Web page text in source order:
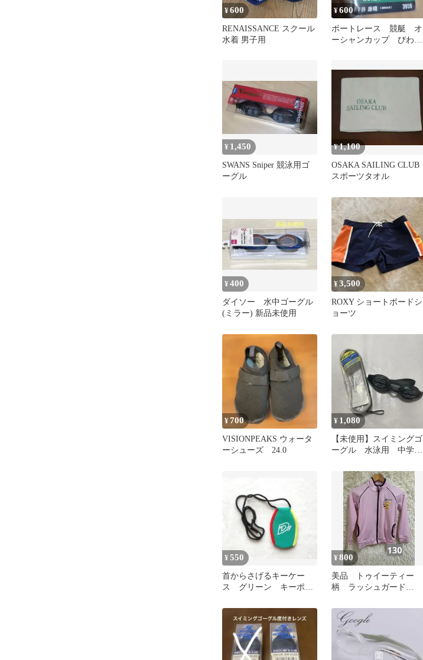
¥600
RENAISSANCE スクール
水着 男子用
¥600
ボートレース 競艇 オ
ーシャンカップ びわ
¥ 1,450
SWANS Sniper 競泳用ゴ
ーグル
¥1,100
OSAKA SAILING CLUB
スポーツタオル
¥400
ダイソー 水中ゴーグル
(ミラー) 新品未使用
¥3,500
ROXY ショートボードシ
ョーツ
¥700
VISIONPEAKS ウォータ
ーシューズ 24.0
¥ 1,080
【未使用】スイミングゴ
ーグル 水泳用 中学
¥550
首からさげるキーケー
ス グリーン キーポケ
材 ネックレス
¥800
美品 トゥイーティー
柄 ラッシュガード